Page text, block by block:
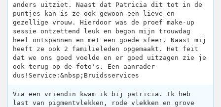
anders uitziet. Naast dat Patricia dit tot in de
puntjes kan is ze ook gewoon een lieve en
gezellige vrouw. Hierdoor was de proef make-up
sessie ontzettend leuk en begon mijn trouwdag
heel ontspannen en met een goede sfeer. Naast mij
heeft ze ook 2 familieleden opgemaakt. Het feit
dat we ons goed voelde en er goed uitzagen zie je
ook terug op de foto's. Een aanrader
dus!Service:&nbsp;Bruidsservices
Via een vriendin kwam ik bij patricia. Ik heb
last van pigmentvlekken, rode vlekken en grove